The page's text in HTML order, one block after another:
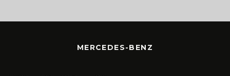
MERCEDES-BENZ